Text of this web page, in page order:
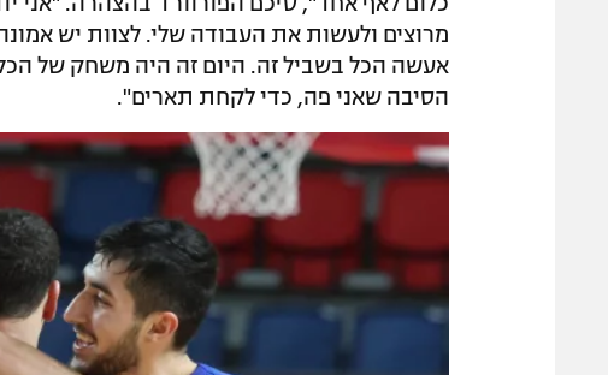
מרוצים ולעשות את העבודה שלי. לצוות יש
אעשה הכל בשביל זה. היום זה היה משחק של
הסיבה שאני פה, כדי לקחת תארים".